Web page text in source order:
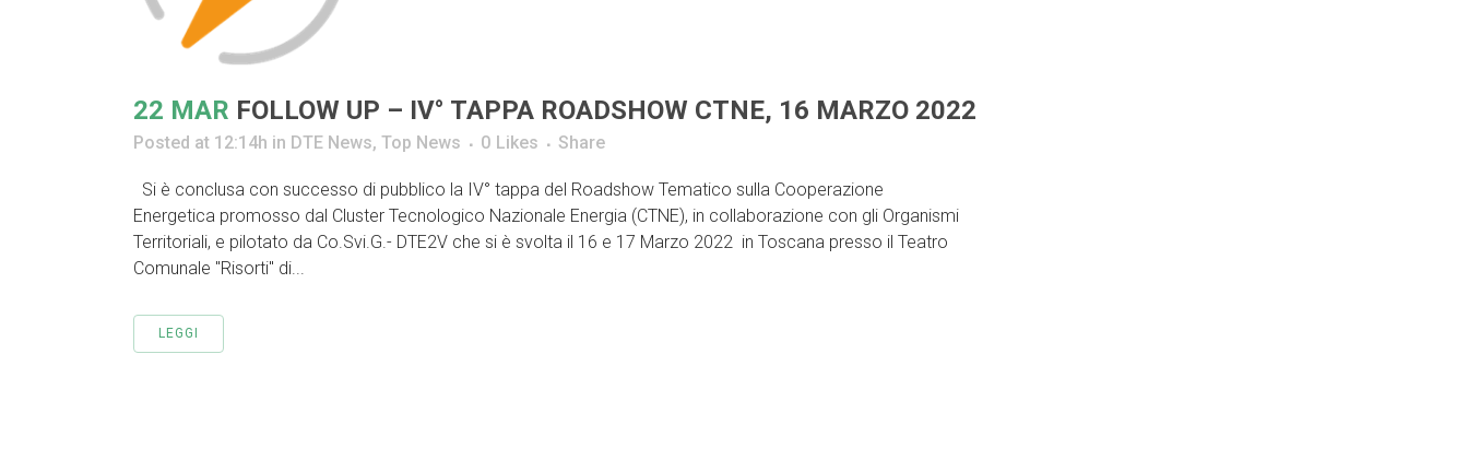
22 MAR FOLLOW UP – IV° TAPPA ROADSHOW CTNE, 16 MARZO 2022
Posted at 12:14h in DTE News, Top News 0 Likes Share
Si è conclusa con successo di pubblico la IV° tappa del Roadshow Tematico sulla Cooperazione
Energetica promosso dal Cluster Tecnologico Nazionale Energia (CTNE), in collaborazione con gli Organismi
Territoriali, e pilotato da Co.Svi.G.- DTE2V che si è svolta il 16 e 17 Marzo 2022 in Toscana presso il Teatro
Comunale "Risorti" di...
LEGGI